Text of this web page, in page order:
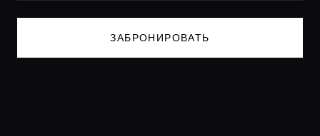
ЗАБРОНИРОВАТЬ